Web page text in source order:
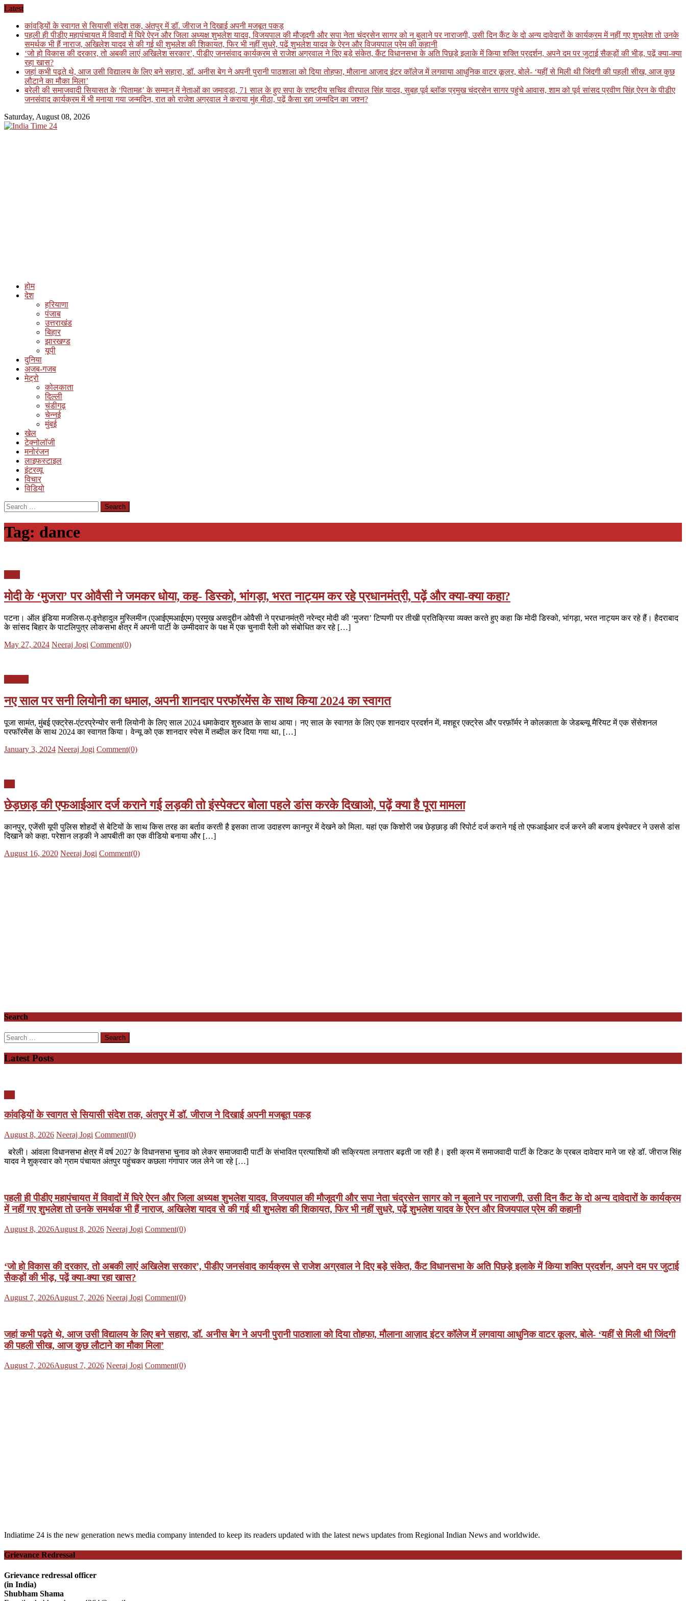
Skip
content
Latest
कांवड़ियों के स्वागत से सियासी संदेश तक, अंतपुर में डॉ. जीराज ने दिखाई अपनी मजबूत पकड़
पहली ही पीडीए महापंचायत में विवादों में घिरे ऐरन और जिला अध्यक्ष शुभलेश यादव, विजयपाल की मौजूदगी और सपा नेता चंद्रसेन सागर को न बुलाने पर नाराजगी, उसी दिन कैंट के दो अन्य दावेदारों के कार्यक्रम में नहीं गए शुभलेश तो उनके
समर्थक भी हैं नाराज, अखिलेश यादव से की गई थी शुभलेश की शिकायत, फिर भी नहीं सुधरे, पढ़ें शुभलेश यादव के ऐरन और विजयपाल प्रेम की कहानी
‘जो हो विकास की दरकार, तो अबकी लाएं अखिलेश सरकार’, पीडीए जनसंवाद कार्यक्रम से राजेश अग्रवाल ने दिए बड़े संकेत, कैंट विधानसभा के अति पिछड़े इलाके में किया शक्ति प्रदर्शन, अपने दम पर जुटाई सैकड़ों की भीड़, पढ़ें क्या-क्या
रहा खास?
जहां कभी पढ़ते थे, आज उसी विद्यालय के लिए बने सहारा, डॉ. अनीस बेग ने अपनी पुरानी पाठशाला को दिया तोहफा, मौलाना आज़ाद इंटर कॉलेज में लगवाया आधुनिक वाटर कूलर, बोले- ‘यहीं से मिली थी जिंदगी की पहली सीख, आज कुछ
लौटाने का मौका मिला’
बरेली की समाजवादी सियासत के ‘पितामह’ के सम्मान में नेताओं का जमावड़ा, 71 साल के हुए सपा के राष्ट्रीय सचिव वीरपाल सिंह यादव, सुबह पूर्व ब्लॉक प्रमुख चंद्रसेन सागर पहुंचे आवास, शाम को पूर्व सांसद प्रवीण सिंह ऐरन के पीडीए
जनसंवाद कार्यक्रम में भी मनाया गया जन्मदिन, रात को राजेश अग्रवाल ने कराया मुंह मीठा, पढ़ें कैसा रहा जन्मदिन का जश्न?
Saturday, August 08, 2026
होम
देश
हरियाणा
पंजाब
उत्तराखंड
बिहार
झारखण्ड
यूपी
दुनिया
अजब-गजब
मेट्रो
कोलकाता
दिल्ली
चंडीगढ़
चेन्नई
मुंबई
खेल
टेक्नोलॉजी
मनोरंजन
लाइफस्टाइल
इंटरव्यू
विचार
विडियो
Search
for:
Tag: dance
मोदी के ‘मुजरा’ पर ओवैसी ने जमकर धोया, कह- डिस्को, भांगड़ा, भरत नाट्यम कर रहे प्रधानमंत्री, पढ़ें और क्या-क्या कहा?
पटना। ऑल इंडिया मजलिस-ए-इत्तेहादुल मुस्लिमीन (एआईएमआईएम) प्रमुख असदुद्दीन ओवैसी ने प्रधानमंत्री नरेन्द्र मोदी की ‘मुजरा’ टिप्पणी पर तीखी प्रतिक्रिया व्यक्त करते हुए कहा कि मोदी डिस्को, भांगड़ा, भरत नाट्यम कर रहे हैं। हैदराबाद
के सांसद बिहार के पाटलिपुत्र लोकसभा क्षेत्र में अपनी पार्टी के उम्मीदवार के पक्ष में एक चुनावी रैली को संबोधित कर रहे […]
Posted
May 27, 2024 Author
Neeraj Jogi Comment(0)
नए साल पर सनी लियोनी का धमाल, अपनी शानदार परफॉरमेंस के साथ किया 2024 का स्वागत
पूजा सामंत, मुंबई एक्ट्रेस-एंटरप्रेन्योर सनी लियोनी के लिए साल 2024 धमाकेदार शुरुआत के साथ आया। नए साल के स्वागत के लिए एक शानदार प्रदर्शन में, मशहूर एक्ट्रेस और परफ़ॉर्मर ने कोलकाता के जेडब्ल्यू मैरियट में एक सेंसेशनल
परफॉरमेंस के साथ 2024 का स्वागत किया। वेन्यू को एक शानदार स्पेस में तब्दील कर दिया गया था, […]
Posted
January 3, 2024 Author
Neeraj Jogi Comment(0)
छेड़छाड़ की एफआईआर दर्ज कराने गई लड़की तो इंस्पेक्टर बोला पहले डांस करके दिखाओ, पढ़ें क्या है पूरा मामला
कानपुर, एजेंसी यूपी पुलिस शोहदों से बेटियों के साथ किस तरह का बर्ताव करती है इसका ताजा उदाहरण कानपुर में देखने को मिला. यहां एक किशोरी जब छेड़छाड़ की रिपोर्ट दर्ज कराने गई तो एफआईआर दर्ज करने की बजाय इंस्पेक्टर ने उससे डांस
दिखाने को कहा. परेशान लड़की ने आपबीती का एक वीडियो बनाया और […]
Posted
August 16, 2020 Author
Neeraj Jogi Comment(0)
Search
Search
for:
Latest Posts
कांवड़ियों के स्वागत से सियासी संदेश तक, अंतपुर में डॉ. जीराज ने दिखाई अपनी मजबूत पकड़
Posted
August 8, 2026 Author
Neeraj Jogi Comment(0)
बरेली। आंवला विधानसभा क्षेत्र में वर्ष 2027 के विधानसभा चुनाव को लेकर समाजवादी पार्टी के संभावित प्रत्याशियों की सक्रियता लगातार बढ़ती जा रही है। इसी क्रम में समाजवादी पार्टी के टिकट के प्रबल दावेदार माने जा रहे डॉ. जीराज सिंह
यादव ने शुक्रवार को ग्राम पंचायत अंतपुर पहुंचकर कछला गंगापार जल लेने जा रहे […]
पहली ही पीडीए महापंचायत में विवादों में घिरे ऐरन और जिला अध्यक्ष शुभलेश यादव, विजयपाल की मौजूदगी और सपा नेता चंद्रसेन सागर को न बुलाने पर नाराजगी, उसी दिन कैंट के दो अन्य दावेदारों के कार्यक्रम
में नहीं गए शुभलेश तो उनके समर्थक भी हैं नाराज, अखिलेश यादव से की गई थी शुभलेश की शिकायत, फिर भी नहीं सुधरे, पढ़ें शुभलेश यादव के ऐरन और विजयपाल प्रेम की कहानी
Posted
August 8, 2026August 8, 2026 Author
Neeraj Jogi Comment(0)
‘जो हो विकास की दरकार, तो अबकी लाएं अखिलेश सरकार’, पीडीए जनसंवाद कार्यक्रम से राजेश अग्रवाल ने दिए बड़े संकेत, कैंट विधानसभा के अति पिछड़े इलाके में किया शक्ति प्रदर्शन, अपने दम पर जुटाई
सैकड़ों की भीड़, पढ़ें क्या-क्या रहा खास?
Posted
August 7, 2026August 7, 2026 Author
Neeraj Jogi Comment(0)
जहां कभी पढ़ते थे, आज उसी विद्यालय के लिए बने सहारा, डॉ. अनीस बेग ने अपनी पुरानी पाठशाला को दिया तोहफा, मौलाना आज़ाद इंटर कॉलेज में लगवाया आधुनिक वाटर कूलर, बोले- ‘यहीं से मिली थी जिंदगी
की पहली सीख, आज कुछ लौटाने का मौका मिला’
Posted
August 7, 2026August 7, 2026 Author
Neeraj Jogi Comment(0)
Indiatime 24 is the new generation news media company intended to keep its readers updated with the latest news updates from Regional Indian News and worldwide.
Grievance Redressal
Grievance redressal officer
(in India)
Shubham Shama